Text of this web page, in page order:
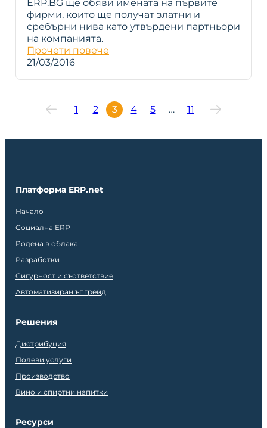
ERP.BG ще обяви имената на първите
фирми, които ще получат златни и
сребърни нива като утвърдени партньори
на компанията.
Прочети повече
21/03/2016
1 2 3 4 5 … 11
Платформа ERP.net
Начало
Социална ERP
Родена в облака
Разработки
Сигурност и съответствие
Автоматизиран ъпгрейд
Решения
Дистрибуция
Полеви услуги
Производство
Вино и спиртни напитки
Ресурси